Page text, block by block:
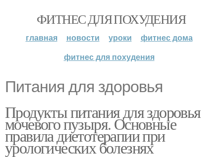
ФИТНЕС ДЛЯ ПОХУДЕНИЯ
главная новости уроки
фитнес дома
фитнес для похудения
Питания для здоровья
Продукты питания для здоровья
мочевого пузыря. Основные
правила диетотерапии при
урологических болезнях